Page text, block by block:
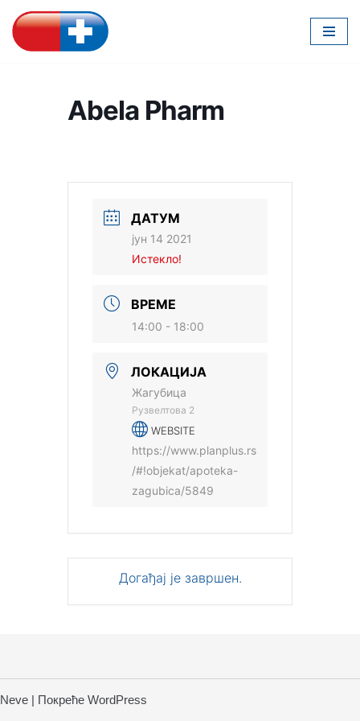
Скочи
Abela Pharm
ДАТУМ
јун 14 2021
Истекло!
ВРЕМЕ
14:00 - 18:00
ЛОКАЦИЈА
Жагубица
Рузвелтова 2
WEBSITE
https://www.planplus.rs
/#!objekat/apoteka-
zagubica/5849
Догађај је завршен.
Neve | Покреће WordPress